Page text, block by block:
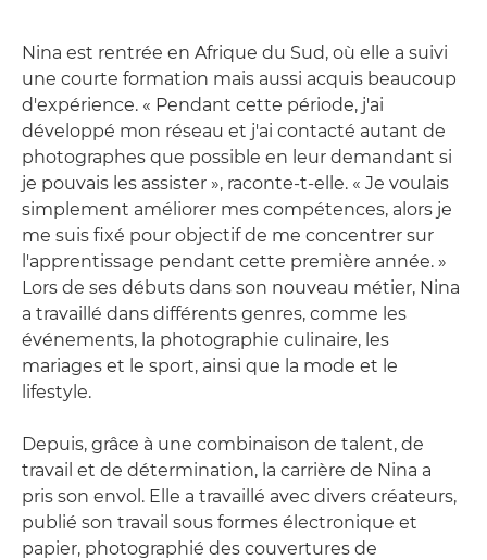
Nina est rentrée en Afrique du Sud, où elle a suivi
une courte formation mais aussi acquis beaucoup
d'expérience. « Pendant cette période, j'ai
développé mon réseau et j'ai contacté autant de
photographes que possible en leur demandant si
je pouvais les assister », raconte-t-elle. « Je voulais
simplement améliorer mes compétences, alors je
me suis fixé pour objectif de me concentrer sur
l'apprentissage pendant cette première année. »
Lors de ses débuts dans son nouveau métier, Nina
a travaillé dans différents genres, comme les
événements, la photographie culinaire, les
mariages et le sport, ainsi que la mode et le
lifestyle.
Depuis, grâce à une combinaison de talent, de
travail et de détermination, la carrière de Nina a
pris son envol. Elle a travaillé avec divers créateurs,
publié son travail sous formes électronique et
papier, photographié des couvertures de